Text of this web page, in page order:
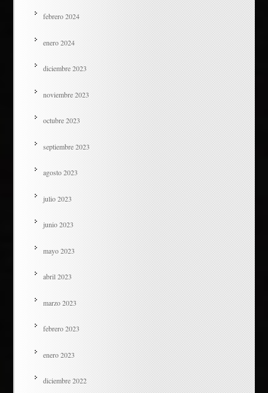
febrero 2024
enero 2024
diciembre 2023
noviembre 2023
octubre 2023
septiembre 2023
agosto 2023
julio 2023
junio 2023
mayo 2023
abril 2023
marzo 2023
febrero 2023
enero 2023
diciembre 2022